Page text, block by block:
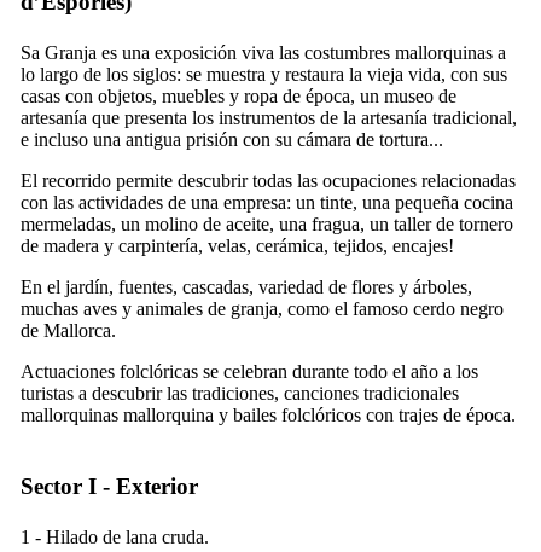
Sa Granja es una exposición viva las costumbres mallorquinas a
lo largo de los siglos: se muestra y restaura la vieja vida, con sus
casas con objetos, muebles y ropa de época, un museo de
artesanía que presenta los instrumentos de la artesanía tradicional,
e incluso una antigua prisión con su cámara de tortura...
El recorrido permite descubrir todas las ocupaciones relacionadas
con las actividades de una empresa: un tinte, una pequeña cocina
mermeladas, un molino de aceite, una fragua, un taller de tornero
de madera y carpintería, velas, cerámica, tejidos, encajes!
En el jardín, fuentes, cascadas, variedad de flores y árboles,
muchas aves y animales de granja, como el famoso cerdo negro
de Mallorca.
Actuaciones folclóricas se celebran durante todo el año a los
turistas a descubrir las tradiciones, canciones tradicionales
mallorquinas mallorquina y bailes folclóricos con trajes de época.
Sector I - Exterior
1 - Hilado de lana cruda.